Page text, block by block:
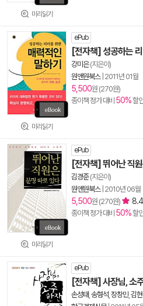
미리읽기
미리읽기
ePub
[전자책] 성공하는
강미은(지은이)
원앤원북스| 2011년 01월
5,500원 (270원)
종이책 정가 대비 50%할
미리읽기
ePub
[전자책] 뛰어난 직
김경준(지은이)
원앤원북스| 2010년 06월
5,500원 (270원) 8.4
종이책 정가 대비 50%할
ePub
[전자책] 사장님, 소
손성태 송형석 장창민, 김현